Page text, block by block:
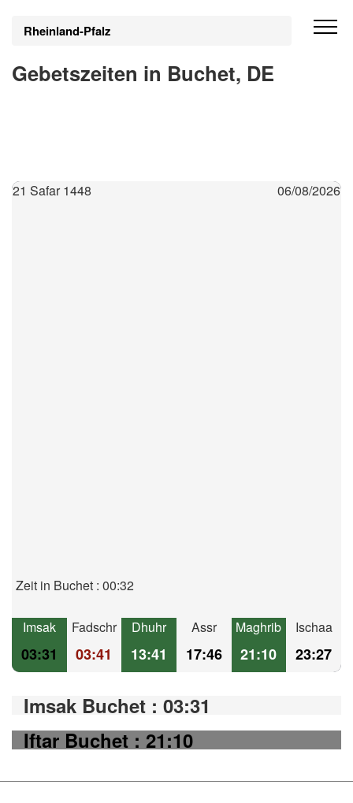
Rheinland-Pfalz
Gebetszeiten in Buchet, DE
21 Safar 1448 06/08/2026
Zeit in Buchet : 00:32
Imsak
03:31
Fadschr
03:41
Dhuhr
13:41
Assr
17:46
Maghrib
21:10
Ischaa
23:27
Imsak Buchet : 03:31
Iftar Buchet : 21:10